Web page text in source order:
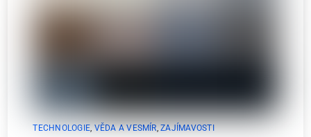
TECHNOLOGIE, VĚDA A VESMÍR,ZAJÍMAVOSTI